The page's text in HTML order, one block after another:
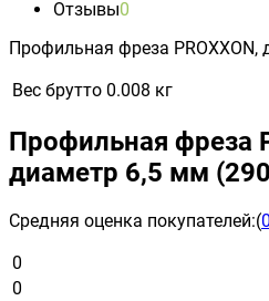
Отзывы0
Профильная фреза
Вес брутто 0.008 кг
Профильная фреза
диаметр 6,5 мм
Средняя оценка покупателей:(0
0
0